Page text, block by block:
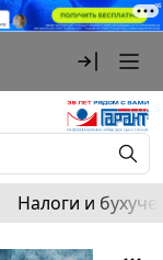
Налоги и